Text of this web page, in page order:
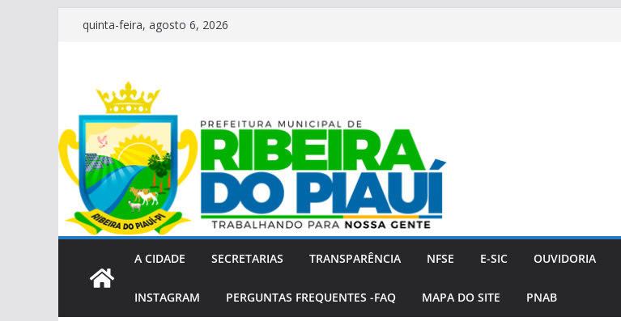
Pular
conteúdo
quinta-feira, agosto 6, 2026
A CIDADE SECRETARIAS TRANSPARÊNCIA NFSE E-SIC OUVIDORIA
INSTAGRAM PERGUNTAS FREQUENTES -FAQ MAPA DO SITE PNAB